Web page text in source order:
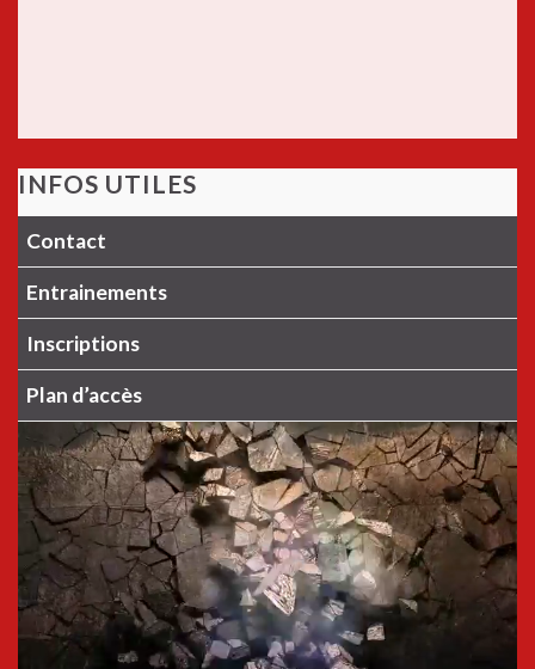
INFOS UTILES
Contact
Entrainements
Inscriptions
Plan d’accès